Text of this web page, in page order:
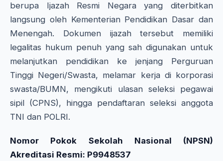
berupa Ijazah Resmi Negara yang diterbitkan
langsung oleh Kementerian Pendidikan Dasar dan
Menengah. Dokumen ijazah tersebut memiliki
legalitas hukum penuh yang sah digunakan untuk
melanjutkan pendidikan ke jenjang Perguruan
Tinggi Negeri/Swasta, melamar kerja di korporasi
swasta/BUMN, mengikuti ulasan seleksi pegawai
sipil (CPNS), hingga pendaftaran seleksi anggota
TNI dan POLRI.
Nomor Pokok Sekolah Nasional (NPSN)
Akreditasi Resmi: P9948537